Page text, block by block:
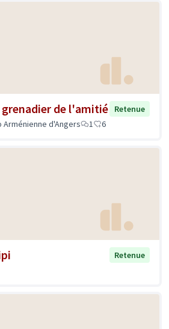
de l'amitié
Retenue
Arménienne d'Angers
1 6
Retenue